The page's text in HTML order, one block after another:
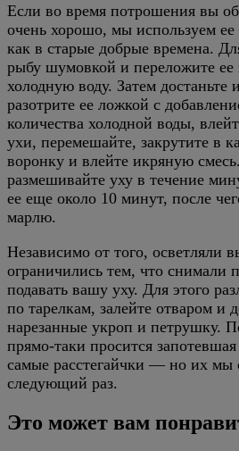
Если во время потрошения вы
очень хорошо, мы используем ее
как в старые добрые времена.
рыбу шумовкой и переложите ее
холодную воду. Затем достаньте
разотрите ее ложкой с
количества холодной воды,
ухи, перемешайте, закрутите в
воронку и влейте икряную
размешивайте уху в течение
ее еще около 10 минут, после
марлю.
Независимо от того, осветляли
ограничились тем, что снимали
подавать вашу уху. Для этого
по тарелкам, залейте отваром и
нарезанные укроп и петрушку.
прямо-таки просится
самые расстегайчки — но их мы
следующий раз.
Это может вам